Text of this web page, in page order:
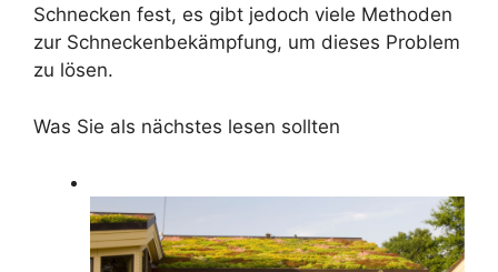
Schnecken fest, es gibt jedoch viele Methoden
zur Schneckenbekämpfung, um dieses Problem
zu lösen.
Was Sie als nächstes lesen sollten